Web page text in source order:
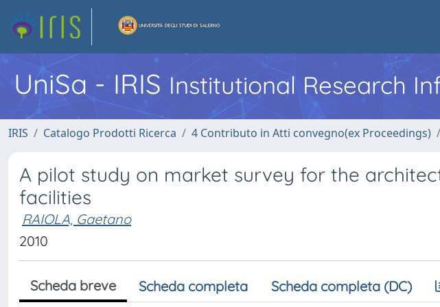
UniSa - IRIS Institutional Research
IRIS Catalogo Prodotti Ricerca 4 Contributo in Atti convegno(ex Proceedings)
A pilot study on market survey for the
facilities
RAIOLA, Gaetano
2010
Scheda breve Scheda completa Scheda completa (DC)